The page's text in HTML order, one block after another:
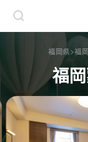
福岡県>福
福